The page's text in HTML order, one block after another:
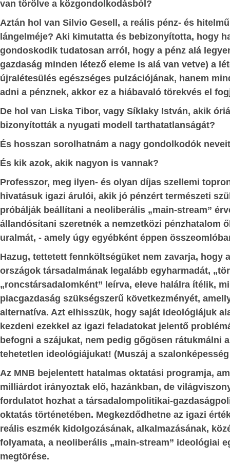
–
és éhezés
a Földön
által -
ELMÉLETI
minden, az
tevékenységről
meghatározás,
értékítélet
természetét,
meg, és ennek
kategórikus
váltak,
magától
a felelősség a mára
következményekért: hatalmas
állandósuló szomjazásáért és éhezéséért.
Aki részvétlenül megy el emellett
mellett, az nem nevezheti magát
keresztény-keresztyén embernek.
Ez tehát a külső, de valóságos
gyorsan hozzá kell tenni,
mérhetetlenül embertelen
bűncselekményt Soros elődei
saját üzleti érdekeik szolgálatában, és
le annak hasznát.
A dollárban sokszáz-milliárdos
nagyságrendűre teszik azt a tőke-
fölött – nem csupán saját
különböző befektetési alapokban –
Soros György, azoknak a pénzhatalmi
kirakatembere, akiknek elődei
előidézték a mai embertelen
Fejtörést okozott, honnan
propagandájában azok a
„keresztény” érvek a migráns-
Részvétre, szolidaritásra, morális
hivatkoznak most.
Történelmileg
Krisztusból és a kereszténységből,
szégyent hozva a fehér
hirtelenjében az emberek szívében
meglévő együttérzés, segítőkészség
építve folytatnak propagandát
szomjazó-éhező tömegeinek európai
érdekében.
van törölve a közgondolkodásból?
Aztán hol van Silvio Gesell, a reális pénz- és
lángelméje? Aki kimutatta és bebizonyította, hogy
gondoskodik tudatosan arról, hogy a pénz alá
gazdaság minden létező eleme is alá van vetve) a
újralétesülés egészséges pulzációjának, hanem
adni a pénznek, akkor ez a hiábavaló törekvés el
De hol van Liska Tibor, vagy Síklaky István, akik
bizonyították a nyugati modell tarthatatlanságát?
És hosszan sorolhatnám a nagy gondolkodók
És kik azok, akik nagyon is vannak?
Professzor, meg ilyen- és olyan díjas szellemi
hivatásuk igazi árulói, akik jó pénzért természeti
próbálják beállítani a neoliberális „main-stream”
állandósítani szeretnék a nemzetközi pénzhatalom
uralmát, - amely úgy egyébként éppen
Hazug, tettetett fennköltségüket nem zavarja, hogy
országok társadalmának legalább egyharmadát,
„roncstársadalomként” leírva, eleve halálra ítélik,
piacgazdaság szükségszerű következményét,
alternatíva. Azt elhisszük, hogy saját ideológiájuk
kezdeni ezekkel az igazi feladatokat jelentő
befogni a szájukat, nem pedig gőgösen rátukmálni
tehetetlen ideológiájukat! (Muszáj a
Az MNB bejelentett hatalmas oktatási programja,
milliárdot irányoztak elő, hazánkban, de
fordulatot hozhat a társadalompolitikai-
oktatás történetében. Megkezdődhetne az igazi
reális eszmék kidolgozásának, alkalmazásának,
folyamata, a neoliberális „main-stream” ideológiai
megtörése.